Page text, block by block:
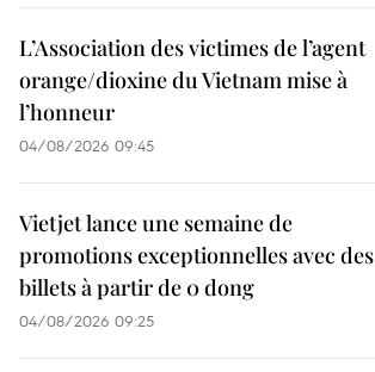
L’Association des victimes de l’agent
orange/dioxine du Vietnam mise à
l’honneur
04/08/2026 09:45
Vietjet lance une semaine de
promotions exceptionnelles avec des
billets à partir de 0 dong
04/08/2026 09:25